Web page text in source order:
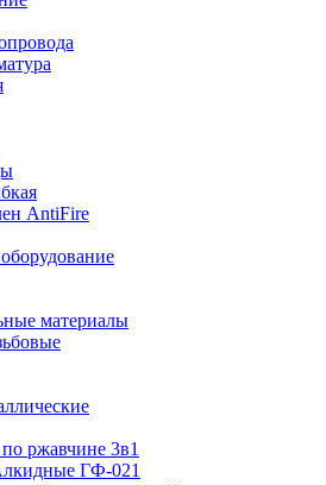
AntiFire
материалы
ржавчине 3в1
ГФ-021